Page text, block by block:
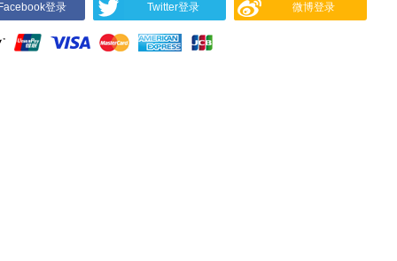
Facebook登录 Twitter登录 微博登录